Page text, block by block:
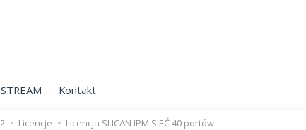
Kontakt
Licencje Licencja SLICAN IPM SIEĆ 40 portów